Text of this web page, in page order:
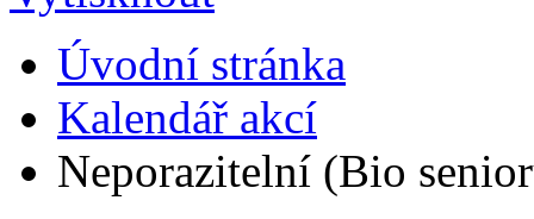
Úvodní stránka
Kalendář akcí
Neporazitelní (Bio